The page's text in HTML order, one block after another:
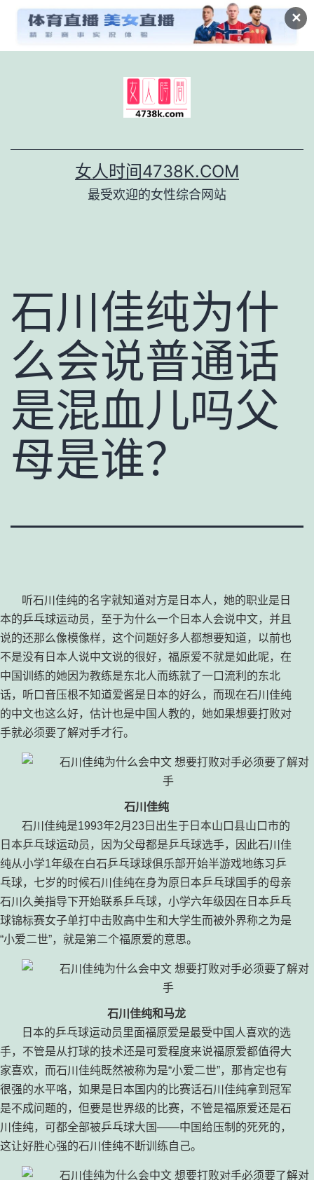
✕
女人时间4738K.COM
最受欢迎的女性综合网站
石川佳纯为什
么会说普通话
是混血儿吗父
母是谁？
听石川佳纯的名字就知道对方是日本人，她的职业是日
本的乒乓球运动员，至于为什么一个日本人会说中文，并且
说的还那么像模像样，这个问题好多人都想要知道，以前也
不是没有日本人说中文说的很好，福原爱不就是如此呢，在
中国训练的她因为教练是东北人而练就了一口流利的东北
话，听口音压根不知道爱酱是日本的好么，而现在石川佳纯
的中文也这么好，估计也是中国人教的，她如果想要打败对
手就必须要了解对手才行。
石川佳纯
石川佳纯是1993年2月23日出生于日本山口县山口市的
日本乒乓球运动员，因为父母都是乒乓球选手，因此石川佳
纯从小学1年级在白石乒乓球球俱乐部开始半游戏地练习乒
乓球，七岁的时候石川佳纯在身为原日本乒乓球国手的母亲
石川久美指导下开始联系乒乓球，小学六年级因在日本乒乓
球锦标赛女子单打中击败高中生和大学生而被外界称之为是
“小爱二世”，就是第二个福原爱的意思。
石川佳纯和马龙
日本的乒乓球运动员里面福原爱是最受中国人喜欢的选
手，不管是从打球的技术还是可爱程度来说福原爱都值得大
家喜欢，而石川佳纯既然被称为是“小爱二世”，那肯定也有
很强的水平咯，如果是日本国内的比赛话石川佳纯拿到冠军
是不成问题的，但要是世界级的比赛，不管是福原爱还是石
川佳纯，可都全部被乒乓球大国——中国给压制的死死的，
这让好胜心强的石川佳纯不断训练自己。